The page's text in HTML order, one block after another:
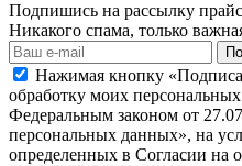
Подпишись на рассылку
Никакого спама, только
Нажимая кнопку
обработку моих
Федеральным законом от
персональных данных», на
определенных в Согласии на